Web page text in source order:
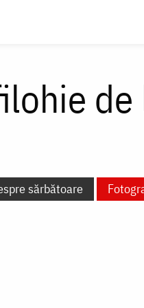
de
sărbătoare